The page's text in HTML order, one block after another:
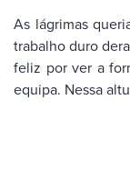
As lágrimas
trabalho duro
feliz por ver a
equipa. Nessa